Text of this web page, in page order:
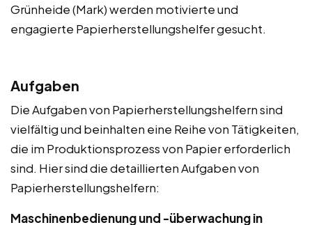
Grünheide (Mark) werden motivierte und
engagierte Papierherstellungshelfer gesucht.
Aufgaben
Die Aufgaben von Papierherstellungshelfern sind
vielfältig und beinhalten eine Reihe von Tätigkeiten,
die im Produktionsprozess von Papier erforderlich
sind. Hier sind die detaillierten Aufgaben von
Papierherstellungshelfern:
Maschinenbedienung und -überwachung in